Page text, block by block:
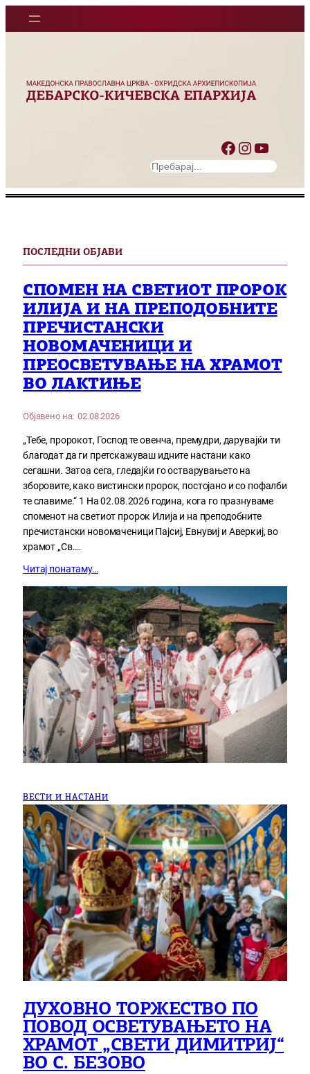
Facebook Instagram YouTube
S
a
ПОСЛЕДНИ ОБЈАВИ
СПОМЕН НА СВЕТИОТ ПРОРОК
ИЛИЈА И НА ПРЕПОДОБНИТЕ
ПРЕЧИСТАНСКИ
НОВОМАЧЕНИЦИ И
ПРЕОСВЕТУВАЊЕ НА ХРАМОТ
ВО ЛАКТИЊЕ
Објавено на: 02.08.2026
„Тебе, пророкот, Господ те овенча, премудри, дарувајќи ти
благодат да ги претскажуваш идните настани како
сегашни. Затоа сега, гледајќи го остварувањето на
зборовите, како вистински пророк, постојано и со пофалби
те славиме.“ 1 На 02.08.2026 година, кога го празнуваме
споменот на светиот пророк Илија и на преподобните
пречистански новомаченици Пајсиј, Евнувиј и Аверкиј, во
храмот „Св.…
Читај понатаму…
ВЕСТИ И НАСТАНИ
ДУХОВНО ТОРЖЕСТВО ПО
ПОВОД ОСВЕТУВАЊЕТО НА
ХРАМОТ „СВЕТИ ДИМИТРИЈ“
ВО С. БЕЗОВО